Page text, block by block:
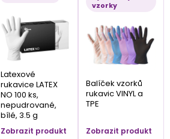
Latexové
rukavice LATEX
NO 100 ks,
nepudrované,
bílé, 3.5 g
Zobrazit produkt
vzorky
Balíček vzorků
rukavic VINYL a
TPE
Zobrazit produkt